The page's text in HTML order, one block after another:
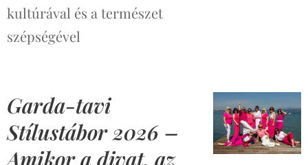
kultúrával és a természet
szépségével
Garda-tavi
Stílustábor 2026 –
Amikor a divat, az